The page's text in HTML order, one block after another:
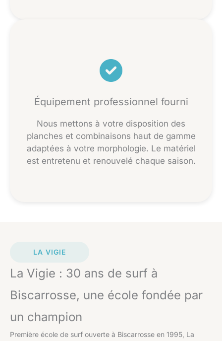
Équipement professionnel fourni
Nous mettons à votre disposition des
planches et combinaisons haut de gamme
adaptées à votre morphologie. Le matériel
est entretenu et renouvelé chaque saison.
LA VIGIE
La Vigie : 30 ans de surf à
Biscarrosse, une école fondée par
un champion
Première école de surf ouverte à Biscarrosse en 1995, La